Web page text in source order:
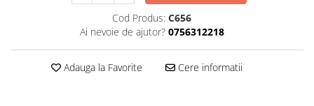
Cod Produs: C656
Ai nevoie de ajutor? 0756312218
Adauga la Favorite Cere informatii